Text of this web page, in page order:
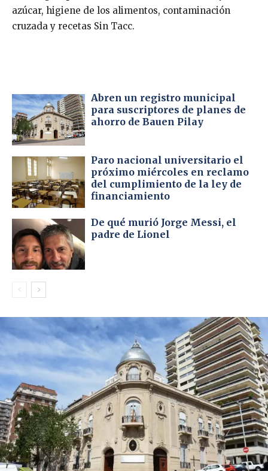
azúcar, higiene de los alimentos, contaminación
cruzada y recetas Sin Tacc.
Abren un registro municipal
para suscriptores de planes de
ahorro de Bauen Pilay
Paro nacional universitario el
próximo miércoles en reclamo
del cumplimiento de la ley de
financiamiento
De qué murió Jorge Messi, el
padre de Lionel